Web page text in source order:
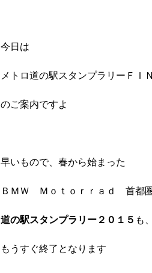
今日は
メトロ道の駅スタンプラリーＦＩ
のご案内ですよ
早いもので、春から始まった
ＢＭＷ Ｍｏｔｏｒｒａｄ 首都
道の駅スタンプラリー２０１５ も、
もうすぐ終了となります